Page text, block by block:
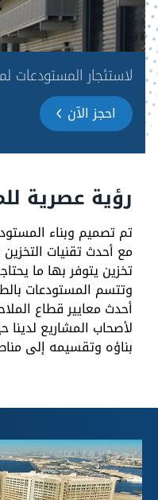
لاستئجار المستودعات
احجز الآن
رؤية عصرية
تم تصميم وبناء
مع أحدث تقنيات
تخزين يتوفر بها ما
وتتسم المستودعات
أحدث معايير قطاع
بناؤه وتقسيمه إلى